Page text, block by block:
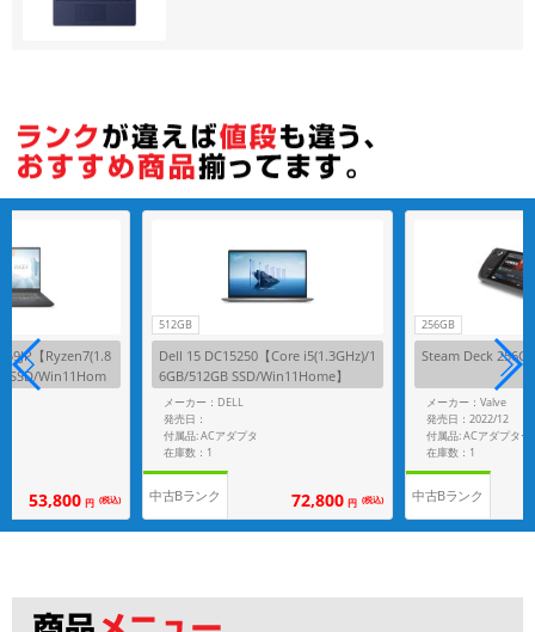
【Ryzen7(1.8
SSD/Win11Hom
53,800 円 (税込)
512GB
Dell 15 DC15250【Core i5(1.3GHz)/1
6GB/512GB SSD/Win11Home】
メーカー：DELL
発売日：
付属品: ACアダプタ
在庫数：1
中古Bランク 72,800 円 (税込)
256GB
Steam Deck
メーカー：Valve
発売日：2022/12
付属品: ACアダプター
在庫数：1
中古Bランク